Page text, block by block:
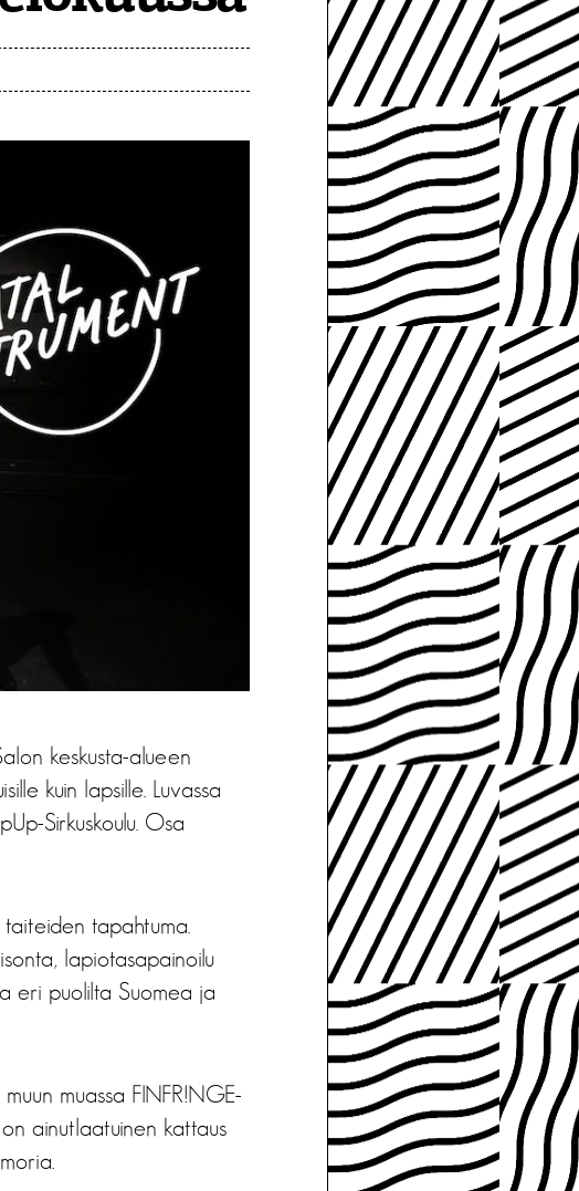
keskusta-alueen
kuin lapsille. Luvassa
Sirkuskoulu. Osa
tapahtuma.
lapiotasapainoilu
eri puolilta Suomea ja
muassa FINFR!NGE-
ainutlaatuinen kattaus